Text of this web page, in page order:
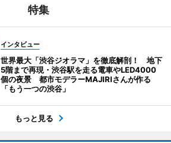
特集
インタビュー
世界最大「渋谷ジオラマ」を徹底解剖！ 地下
5階まで再現・渋谷駅を走る電車やLED4000
個の夜景 都市モデラーMAJIRIさんが作る
「もう一つの渋谷」
もっと見る